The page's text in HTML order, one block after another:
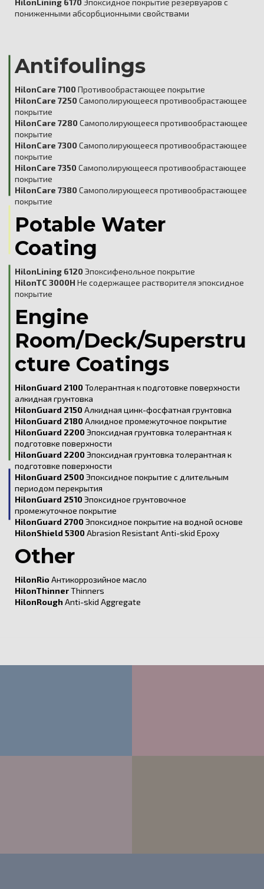
пониженными абсорбционными свойствами
Antifoulings
HilonCare 7100Противообрастающее покрытие
HilonCare 7250Самополирующееся противообрастающее
покрытие
HilonCare 7280Самополирующееся противообрастающее
покрытие
HilonCare 7300Самополирующееся противообрастающее
покрытие
HilonCare 7350Самополирующееся противообрастающее
покрытие
HilonCare 7380Самополирующееся противообрастающее
покрытие
Potable Water
Coating
HilonLining 6120Эпоксифенольное покрытие
HilonTC 3000H Не содержащее растворителя эпоксидное
покрытие
Engine
Room/Deck/Superstru
cture Coatings
HilonGuard 2100Толерантная к подготовке поверхности
алкидная грунтовка
HilonGuard 2150Алкидная цинк-фосфатная грунтовка
HilonGuard 2180Алкидное промежуточное покрытие
HilonGuard 2200Эпоксидная грунтовка толерантная к
подготовке поверхности
HilonGuard 2200Эпоксидная грунтовка толерантная к
подготовке поверхности
HilonGuard 2500Эпоксидное покрытие с длительным
периодом перекрытия
HilonGuard 2510Эпоксидное грунтовочное
промежуточное покрытие
HilonGuard 2700Эпоксидное покрытие на водной основе
HilonShield 5300Abrasion Resistant Anti-skid Epoxy
Other
HilonRioАнтикоррозийное масло
HilonThinnerThinners
HilonRough Anti-skid Aggregate